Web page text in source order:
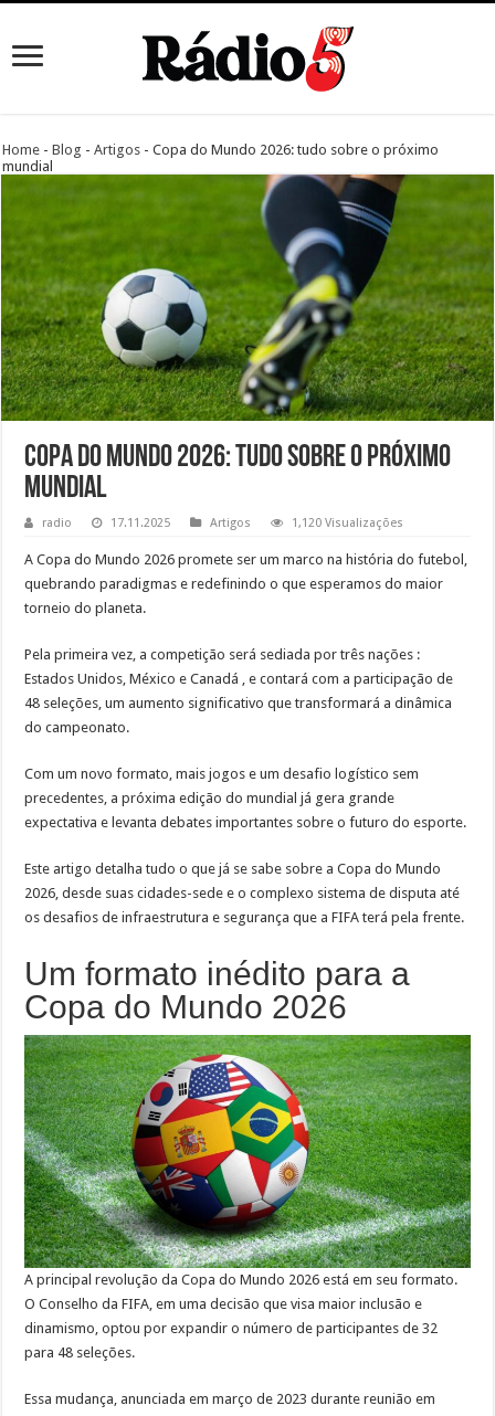
Home -Blog -Artigos -Copa do Mundo 2026: tudo sobre o próximo
mundial
Copa do Mundo 2026: tudo sobre o próximo
mundial
radio 17.11.2025 Artigos 1,120 Visualizações
A Copa do Mundo 2026 promete ser um marco na história do futebol,
quebrando paradigmas e redefinindo o que esperamos do maior
torneio do planeta.
Pela primeira vez, a competição será sediada por três nações :
Estados Unidos, México e Canadá , e contará com a participação de
48 seleções, um aumento significativo que transformará a dinâmica
do campeonato.
Com um novo formato, mais jogos e um desafio logístico sem
precedentes, a próxima edição do mundial já gera grande
expectativa e levanta debates importantes sobre o futuro do esporte.
Este artigo detalha tudo o que já se sabe sobre a Copa do Mundo
2026, desde suas cidades-sede e o complexo sistema de disputa até
os desafios de infraestrutura e segurança que a FIFA terá pela frente.
Um formato inédito para a
Copa do Mundo 2026
A principal revolução da Copa do Mundo 2026 está em seu formato.
O Conselho da FIFA, em uma decisão que visa maior inclusão e
dinamismo, optou por expandir o número de participantes de 32
para 48 seleções.
Essa mudança, anunciada em março de 2023 durante reunião em